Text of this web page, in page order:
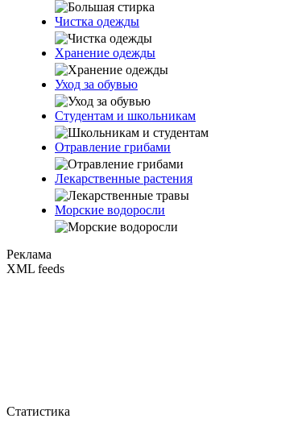
Чистка одежды
Хранение одежды
Уход за обувью
Студентам и школьникам
Отравление грибами
Лекарственные растения
Морские водоросли
Реклама
XML feeds
Статистика